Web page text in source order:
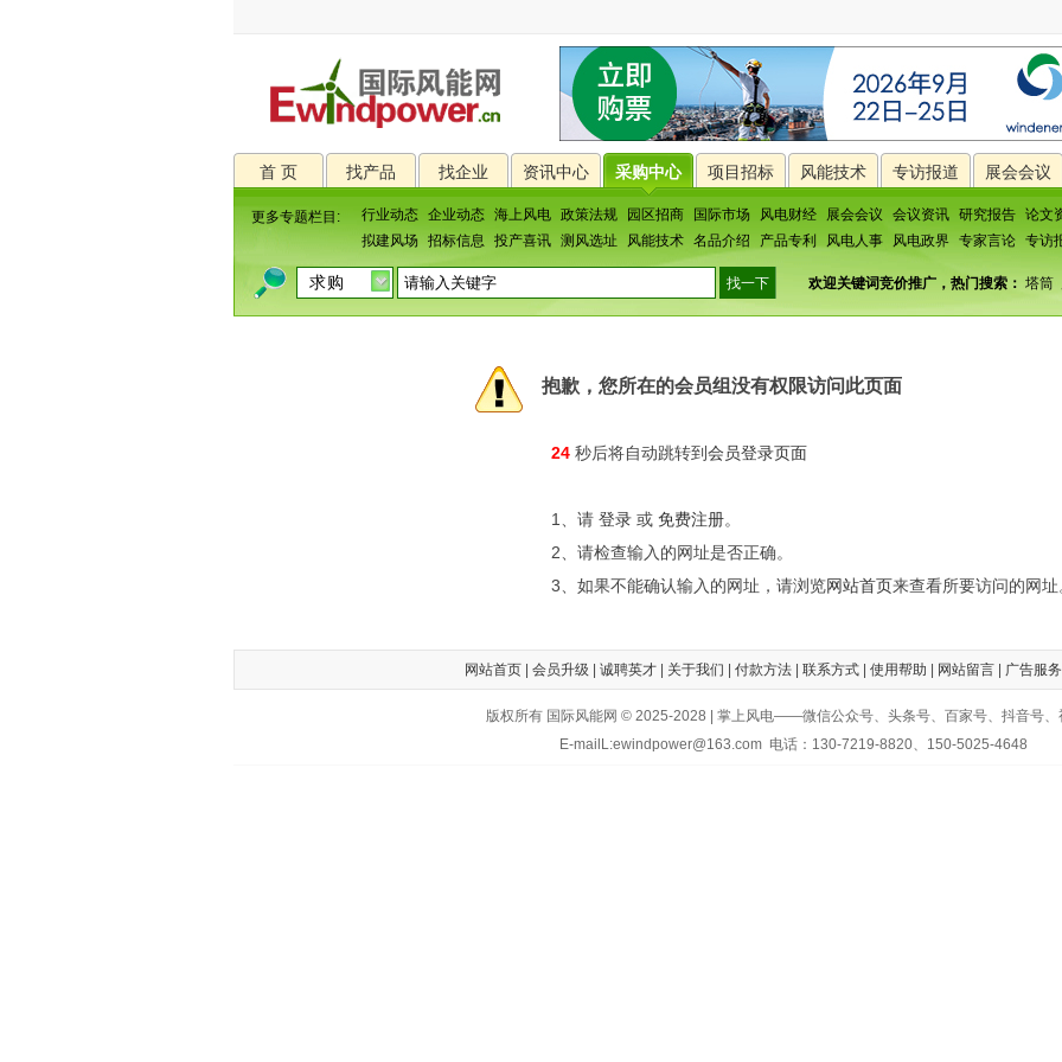
首 页 找产品 找企业 资讯中心 采购中心 项目招标 风能技术 专访报道 展会会议
更多专题栏目: 行业动态 企业动态 海上风电 政策法规 园区招商 国际市场 风电财经 展会会议 会议资讯 研究报告 论文
拟建风场
招标信息 投产喜讯 测风选址 风能技术 名品介绍 产品专利 风电人事 风电政界 专家言论 专访
欢迎关键词竞价推广，热门搜索： 塔筒
抱歉，您所在的会员组没有权限访问此页面
24 秒后将自动跳转到会员登录页面
1、请 登录 或 免费注册。
2、请检查输入的网址是否正确。
3、如果不能确认输入的网址，请浏览网站首页来查看所要访问的网址
网站首页| 会员升级 诚聘英才| 关于我们 付款方法| 联系方式| 使用帮助 网站留言| 广告服务
版权所有 国际风能网 © 2025-2028 | 掌上风电——微信公众号、头条号、百家号、抖音号、
E-mailL:ewindpower@163.com 电话：130-7219-8820、150-5025-4648